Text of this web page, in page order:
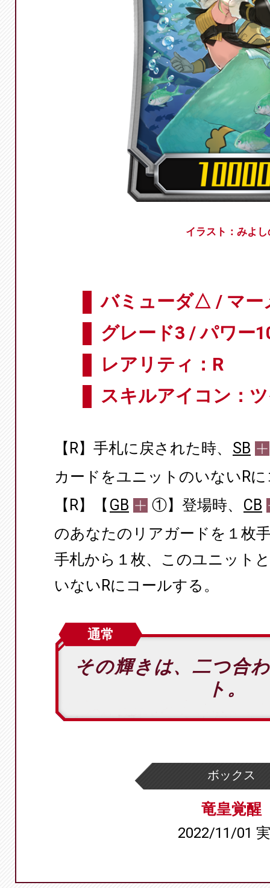
イラスト：みよし
バミューダ△ / マー
グレード3 / パワー
レアリティ：R
スキルアイコン：
【R】手札に戻された時、
SB
カードをユニットのいないR
【R】【 GB ①】登場時、
CB
のあなたのリアガードを１枚
手札から１枚、このユニット
いないRにコールする。
通常
その輝きは、二つ合
ト。
ボックス
竜皇覚醒
2022/11/01